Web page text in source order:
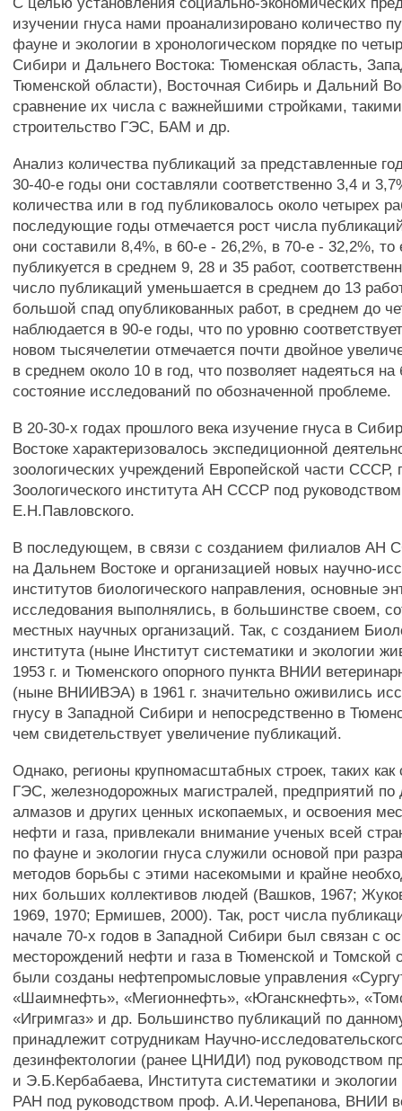
изучении гнуса нами проанализировано количество
фауне и экологии в хронологическом порядке по
Сибири и Дальнего Востока: Тюменская область,
Тюменской области), Восточная Сибирь и Дальний
сравнение их числа с важнейшими стройками, такими
строительство ГЭС, БАМ и др.
Анализ количества публикаций за представленные
30-40-е годы они составляли соответственно 3,4 и
количества или в год публиковалось около четырех
последующие годы отмечается рост числа
они составили 8,4%, в 60-е - 26,2%, в 70-е - 32,2%, то
публикуется в среднем 9, 28 и 35 работ,
число публикаций уменьшается в среднем до 13
большой спад опубликованных работ, в среднем до
наблюдается в 90-е годы, что по уровню
новом тысячелетии отмечается почти двойное
в среднем около 10 в год, что позволяет надеяться
состояние исследований по обозначенной проблеме.
В 20-30-х годах прошлого века изучение гнуса в
Востоке характеризовалось экспедиционной
зоологических учреждений Европейской части СССР,
Зоологического института АН СССР под
Е.Н.Павловского.
В последующем, в связи с созданием филиалов АН
на Дальнем Востоке и организацией новых научно-
институтов биологического направления, основные
исследования выполнялись, в большинстве своем,
местных научных организаций. Так, с созданием
института (ныне Институт систематики и экологии
1953 г. и Тюменского опорного пункта ВНИИ
(ныне ВНИИВЭА) в 1961 г. значительно оживились
гнусу в Западной Сибири и непосредственно в
чем свидетельствует увеличение публикаций.
Однако, регионы крупномасштабных строек, таких как
ГЭС, железнодорожных магистралей, предприятий по
алмазов и других ценных ископаемых, и освоения
нефти и газа, привлекали внимание ученых всей
по фауне и экологии гнуса служили основой при
методов борьбы с этими насекомыми и крайне
них больших коллективов людей (Вашков, 1967;
1969, 1970; Ермишев, 2000). Так, рост числа
начале 70-х годов в Западной Сибири был связан с
месторождений нефти и газа в Тюменской и Томской
были созданы нефтепромысловые управления
«Шаимнефть», «Мегионнефть», «Юганскнефть»,
«Игримгаз» и др. Большинство публикаций по
принадлежит сотрудникам Научно-
дезинфектологии (ранее ЦНИДИ) под руководством
и Э.Б.Кербабаева, Института систематики и
РАН под руководством проф. А.И.Черепанова, ВНИИ